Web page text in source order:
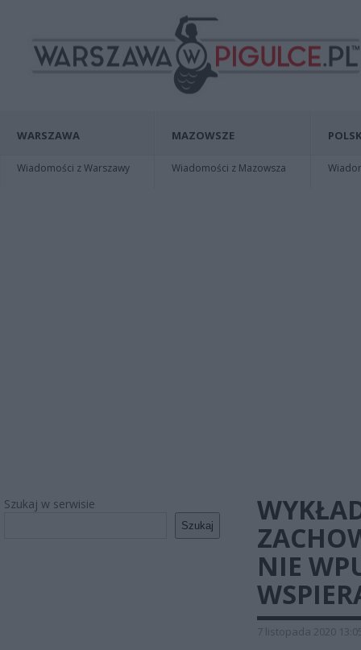
WARSZAWA
Wiadomości z Warszawy
MAZOWSZE
Wiadomości z Mazowsza
Szukaj w serwisie
Szukaj
NIE
7 listopada 2020